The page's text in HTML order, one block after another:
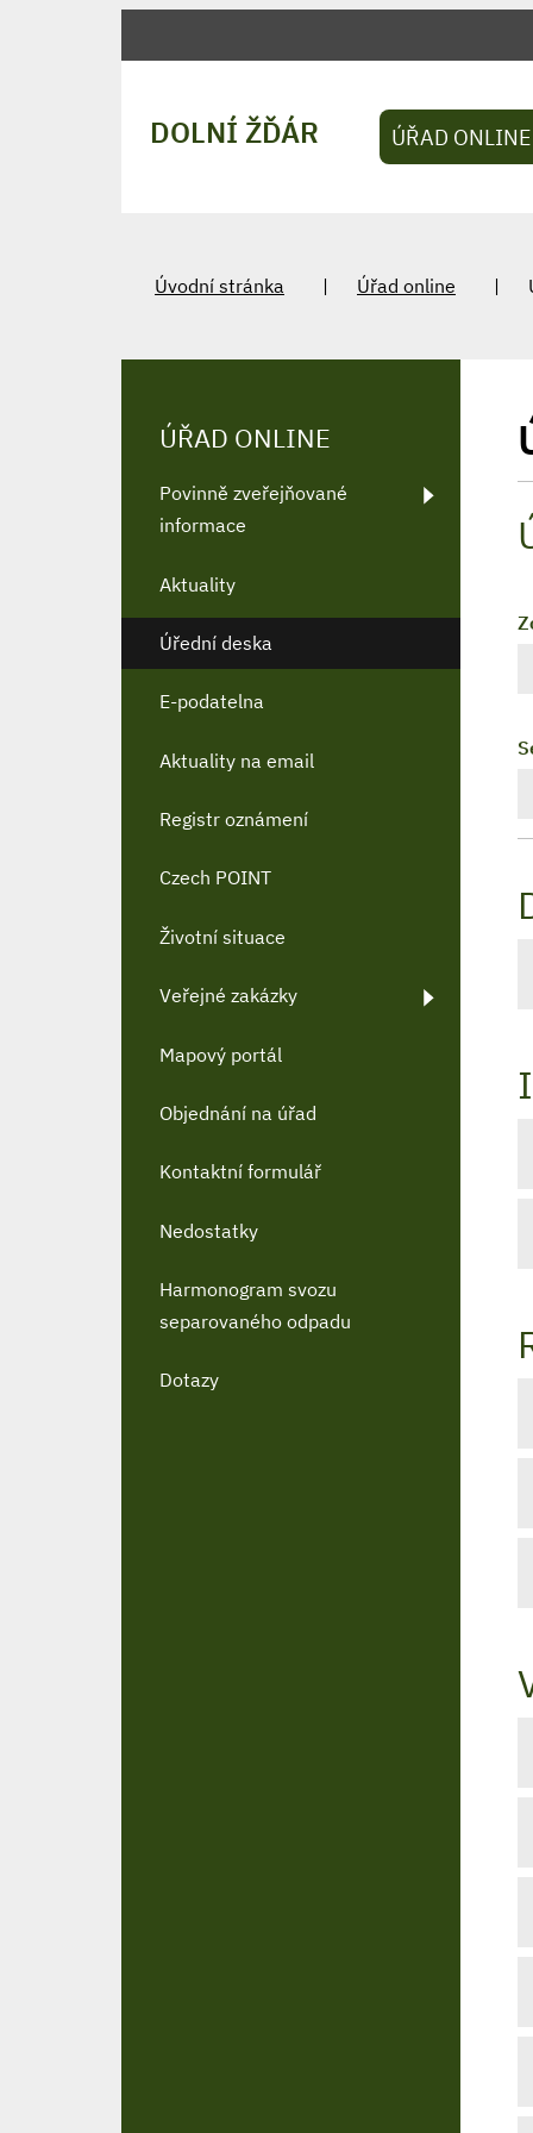
DOLNÍ ŽĎÁR ÚŘAD ONLINE
Úvodní stránka Úřad online
ÚŘAD ONLINE
Povinně zveřejňované
informace
Aktuality
Úřední deska
E-podatelna
Aktuality na email
Registr oznámení
Czech POINT
Životní situace
Veřejné zakázky
Mapový portál
Objednání na úřad
Kontaktní formulář
Nedostatky
Harmonogram svozu
separovaného odpadu
Dotazy